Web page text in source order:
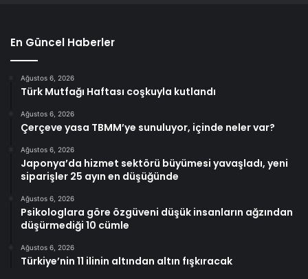
En Güncel Haberler
Ağustos 6, 2026
Türk Mutfağı Haftası coşkuyla kutlandı
Ağustos 6, 2026
Çerçeve yasa TBMM’ye sunuluyor, içinde neler var?
Ağustos 6, 2026
Japonya’da hizmet sektörü büyümesi yavaşladı, yeni
siparişler 25 ayın en düşüğünde
Ağustos 6, 2026
Psikologlara göre özgüveni düşük insanların ağzından
düşürmediği 10 cümle
Ağustos 6, 2026
Türkiye’nin 11 ilinin altından altın fışkıracak